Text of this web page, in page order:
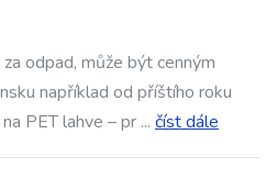
odpad, může být cenným
například od příštího roku
PET lahve – pr ... číst dále